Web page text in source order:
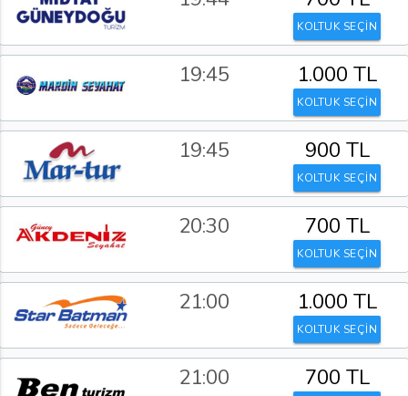
KOLTUK SEÇİN
19:45 1.000 TL
KOLTUK SEÇİN
19:45 900 TL
KOLTUK SEÇİN
20:30 700 TL
KOLTUK SEÇİN
21:00 1.000 TL
KOLTUK SEÇİN
21:00 700 TL